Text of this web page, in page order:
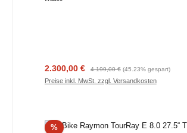
Verkaufspreis:
2.300,00 € Regulärer Preis:
4.199,00 € (45.23% gespart)
Preise inkl. MwSt. zzgl. Versandkosten
%Rabatt